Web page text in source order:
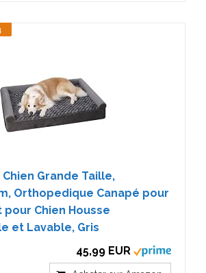
Chien Grande Taille,
Orthopedique Canapé pour
pour Chien Housse
et Lavable, Gris
45,99 EUR